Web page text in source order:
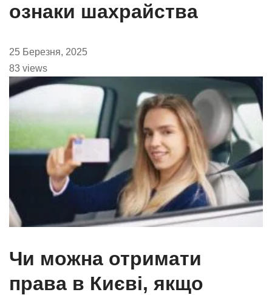
ознаки шахрайства
25 Березня, 2025
83 views
Чи можна отримати
права в Києві, якщо